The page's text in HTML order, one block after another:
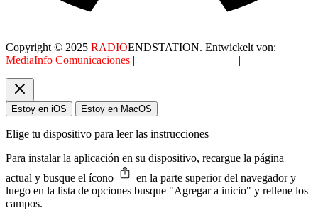
Copyright © 2025 RADIOENDSTATION. Entwickelt von:
MediaInfo Comunicaciones | |
Estoy en iOS Estoy en MacOS
Elige tu dispositivo para leer las instrucciones
Para instalar la aplicación en su dispositivo, recargue la página
actual y busque el ícono
en la parte superior del navegador y
luego en la lista de opciones busque "Agregar a inicio" y rellene los
campos.